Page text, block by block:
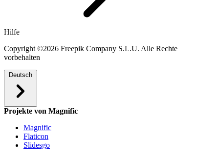
Hilfe
Copyright ©2026 Freepik Company S.L.U. Alle Rechte
vorbehalten
Deutsch
Projekte von Magnific
Magnific
Flaticon
Slidesgo